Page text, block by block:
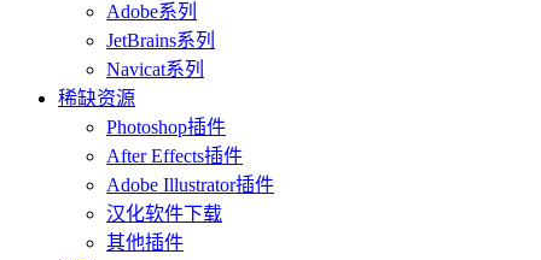
Adobe系列
JetBrains系列
Navicat系列
稀缺资源
Photoshop插件
After Effects插件
Adobe Illustrator插件
汉化软件下载
其他插件